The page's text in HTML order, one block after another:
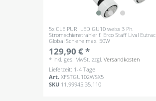
5x CLE PURI LED GU10 weiss 3 Ph.
Stromschienstrahler f. Erco Staff Lival Eutrac
Global Schiene max. 50W
129,90 € *
* inkl. ges. MwSt. zzgl.Versandkosten
Lieferzeit: 1-4 Tage
Art.XFSTGU102WSX5
SKU 11.99945.35.110